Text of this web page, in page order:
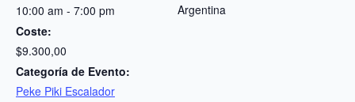
10:00 am - 7:00 pm
Coste:
$9.300,00
Categoría de Evento:
Peke Piki Escalador
Argentina